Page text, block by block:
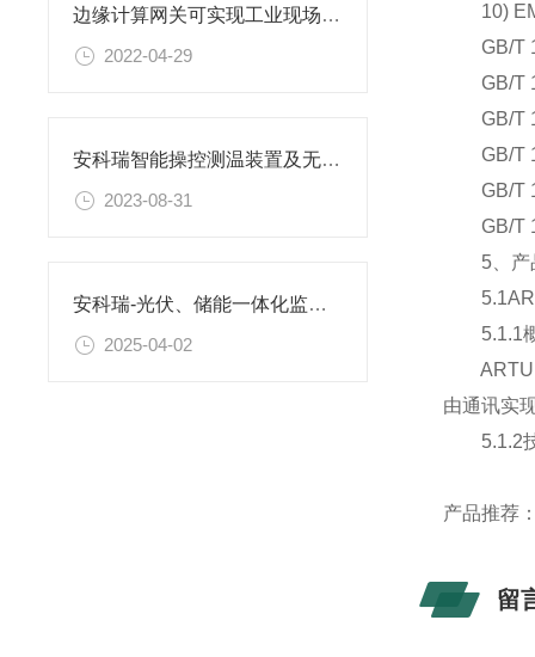
边缘计算网关可实现工业现场设备远程控制
2022-04-29
安科瑞智能操控测温装置及无源无线测温装置在江苏瑞恒气体检测项目的应用
2023-08-31
安科瑞-光伏、储能一体化监控及运维解决方案
2025-04-02
10)
GB/T
GB/T
GB/T
GB/T
GB/T
GB/T
5、产
5.1.1
ARTU遥
由通讯实
5.1.2技
产品推荐
留